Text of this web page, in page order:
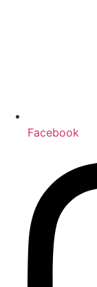
Facebook